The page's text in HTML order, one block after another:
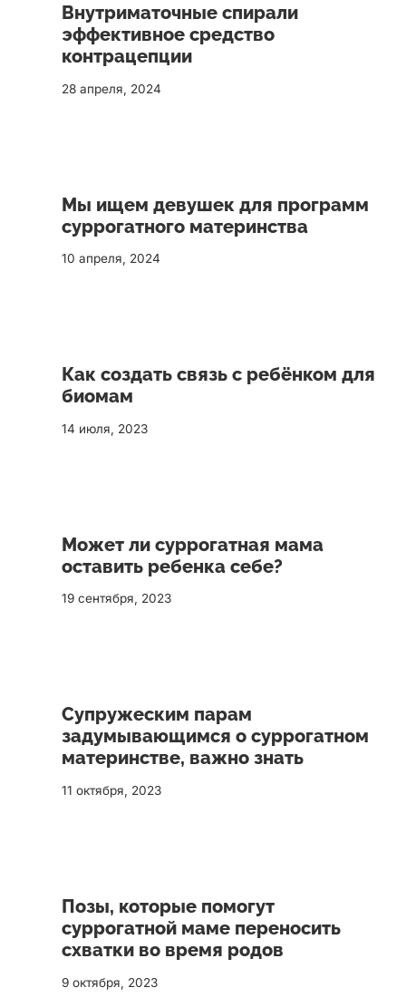
Внутриматочные спирали
эффективное средство
контрацепции
28 апреля, 2024
Мы ищем девушек для программ
суррогатного материнства
10 апреля, 2024
Как создать связь с ребёнком для
биомам
14 июля, 2023
Может ли суррогатная мама
оставить ребенка себе?
19 сентября, 2023
Супружеским парам
задумывающимся о суррогатном
материнстве, важно знать
11 октября, 2023
Позы, которые помогут
суррогатной маме переносить
схватки во время родов
9 октября, 2023